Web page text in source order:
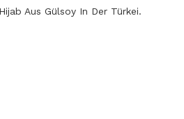
Aus Gülsoy In Der Türkei.